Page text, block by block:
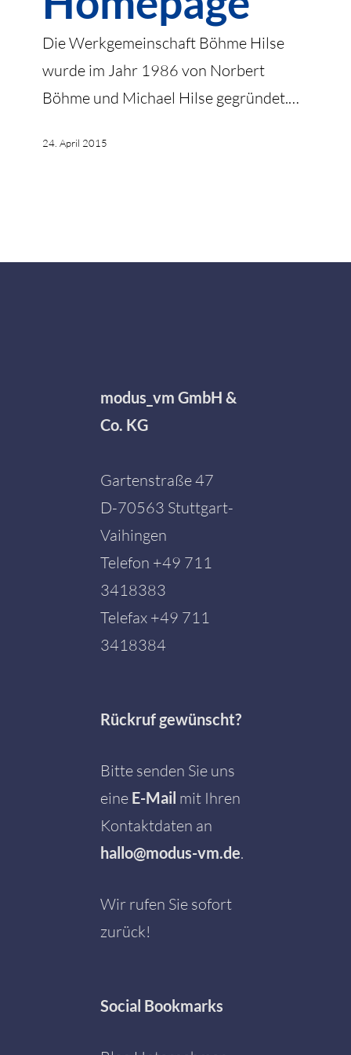
Die Werkgemeinschaft Böhme Hilse
wurde im Jahr 1986 von Norbert
Böhme und Michael Hilse gegründet.…
24. April 2015
modus_vm GmbH &
Co. KG
Gartenstraße 47
D-70563 Stuttgart-
Vaihingen
Telefon +49 711
3418383
Telefax +49 711
3418384
Rückruf gewünscht?
Bitte senden Sie uns
eine E-Mail mit Ihren
Kontaktdaten an
hallo@modus-vm.de.
Wir rufen Sie sofort
zurück!
Social Bookmarks